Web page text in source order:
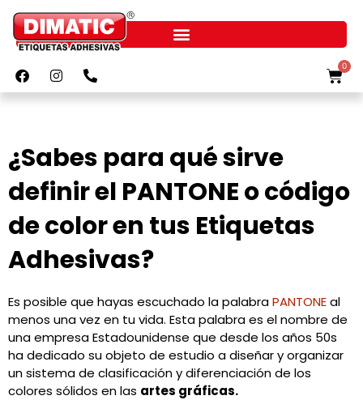
contenido
F
a
c
o
k
I
n
s
r
a
m
P
h
o
a
l
0
Cart
¿Sabes para qué sirve
definir el PANTONE o código
de color en tus Etiquetas
Adhesivas?
Es posible que hayas escuchado la palabraPANTONEal
menos una vez en tu vida. Esta palabra es el nombre de
una empresa Estadounidense que desde los años 50s
ha dedicado su objeto de estudio a diseñar y organizar
un sistema de clasificación y diferenciación de los
colores sólidos en las artes gráficas.